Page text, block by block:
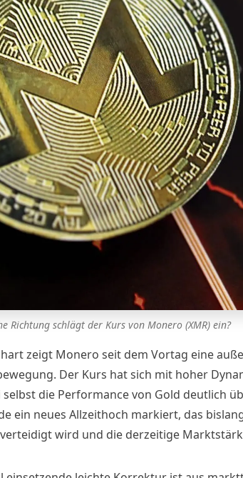
Richtung schlägt der Kurs von Monero (XMR) ein?
zeigt Monero seit dem Vortag eine
Der Kurs hat sich mit hoher
selbst die Performance von Gold deutlich
ein neues Allzeithoch markiert, das
wird und die derzeitige